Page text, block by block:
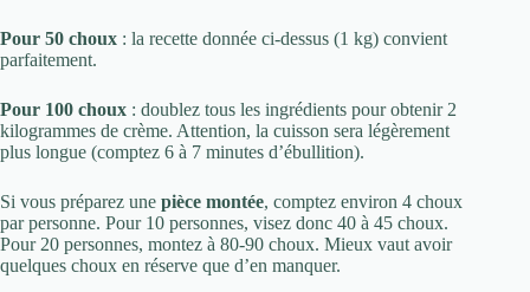
Pour 50 choux : la recette donnée ci-dessus (1 kg) convient
parfaitement.
Pour 100 choux : doublez tous les ingrédients pour obtenir 2
kilogrammes de crème. Attention, la cuisson sera légèrement
plus longue (comptez 6 à 7 minutes d’ébullition).
Si vous préparez une pièce montée, comptez environ 4 choux
par personne. Pour 10 personnes, visez donc 40 à 45 choux.
Pour 20 personnes, montez à 80-90 choux. Mieux vaut avoir
quelques choux en réserve que d’en manquer.